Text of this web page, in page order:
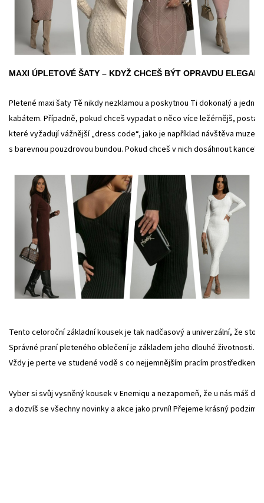
MAXI ÚPLETOVÉ ŠATY – KDYŽ CHCEŠ BÝT OPRAVDU
Pletené maxi šaty Tě nikdy nezklamou a poskytnou Ti dokonalý a
kabátem. Případně, pokud chceš vypadat o něco více ležérnějš,
které vyžadují vážnější „dress code“, jako je například návštěva
s barevnou pouzdrovou bundou. Pokud chceš v nich dosáhnout
Tento celoroční základní kousek je tak nadčasový a univerzální, že
Správné praní pleteného oblečení je základem jeho dlouhé životnosti.
Vždy je perte ve studené vodě s co nejjemnějším pracím prostředkem.
Vyber si svůj vysněný kousek v Enemiqu a nezapomeň, že u nás máš
a dozvíš se všechny novinky a akce jako první! Přejeme krásný podzim